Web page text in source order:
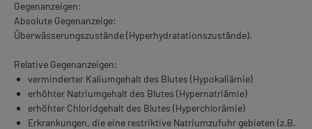
Gegenanzeigen:
Absolute Gegenanzeige:
Überwässerungszustände (Hyperhydratationszustände).
Relative Gegenanzeigen:
verminderter Kaliumgehalt des Blutes (Hypokaliämie)
erhöhter Natriumgehalt des Blutes (Hypernatriämie)
erhöhter Chloridgehalt des Blutes (Hyperchlorämie)
Erkrankungen, die eine restriktive Natriumzufuhr gebieten (z.B.